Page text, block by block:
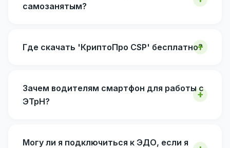
самозанятым?
Где скачать 'КриптоПро CSP' бесплатно?
Зачем водителям смартфон для работы с
ЭТрН?
Могу ли я подключиться к ЭДО, если я